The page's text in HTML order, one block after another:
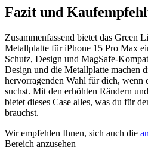
Fazit und
Zusammenfassend bietet das Green
Metallplatte für iPhone 15 Pro Max
Schutz, Design und MagSafe-
Design und die Metallplatte machen
hervorragenden Wahl für dich, wenn
suchst. Mit den erhöhten Rändern
bietet dieses Case alles, was du für
brauchst.
Wir empfehlen Ihnen, sich auch die
Bereich anzusehen